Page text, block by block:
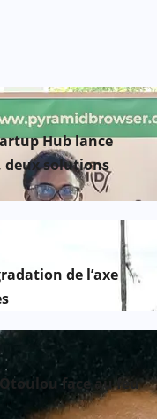
Hub lance
deux solutions
de l’axe
face au feu